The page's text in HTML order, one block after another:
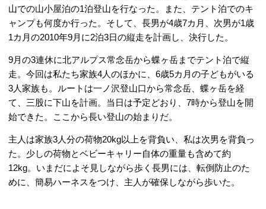
山での山小屋泊の1泊登山を行なった。また、テント泊でのキ
ャンプも何度か行った。そして、長男が4歳7カ月、次男が1歳
1カ月の2010年9月に2泊3日の縦走を計画し、決行した。
9月の3連休に北アルプス常念岳から蝶ヶ岳までテント泊で縦
走。今回は私たち家族4人のほかに、6歳5カ月の子どもがいる
3人家族も。ルートは一ノ沢登山口から常念岳、蝶ヶ岳を経
て、三股に下山を計画。当日は予定どおり、7時から登山を開
始できた。ここから長い登山の始まりだ。
主人は家族3人分の荷物20kg以上を背負い、私は次男を背負っ
た。少しの荷物とベビーキャリー自体の重量も含めて約
12kg。いまだによそ見しながら歩く長男には、転倒防止のた
めに、簡易ハーネスをつけ、主人が確保しながら歩いた。